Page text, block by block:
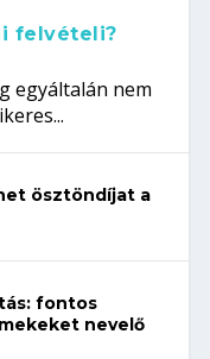
felvételi?
egyáltalán nem
ösztöndíjat a
fontos
nevelő